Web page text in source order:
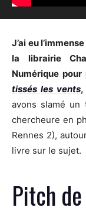
J’ai eu
la librairie
Numérique
tissés les vents,
avons slamé un
chercheure en
Rennes 2),
livre sur le sujet.
Pitch